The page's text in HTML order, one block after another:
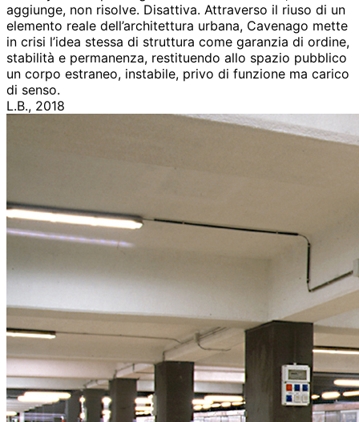
aggiunge, non risolve. Disattiva. Attraverso il riuso di un
elemento reale dell’architettura urbana, Cavenago mette
in crisi l’idea stessa di struttura come garanzia di ordine,
stabilità e permanenza, restituendo allo spazio pubblico
un corpo estraneo, instabile, privo di funzione ma carico
di senso.
L.B., 2018